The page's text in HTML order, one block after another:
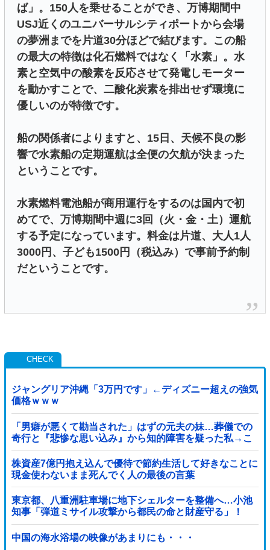
ば」。150人を乗せることができ、万博期間中
USJ近くのユニバーサルシティポートから会場
の夢洲までを片道30分ほどで結びます。この船
の最大の特徴は化石燃料ではなく「水素」。水
素と空気中の酸素を反応させて発電しモーター
を動かすことで、二酸化炭素を排出せず環境に
優しいのが特徴です。
船の関係者によりますと、15日、天候不良の影
響で水素船の定期運航は全便の欠航が決まった
ということです。
水素燃料電池船が商用運行をするのは国内で初
めてで、万博期間中週に3回（火・金・土）運航
する予定になっています。料金は片道、大人1人
3000円、子ども1500円（税込み）で事前予約制
だということです。
ジャングリア沖縄「3万円です」←ディズニー超えの強気
価格ｗｗｗ
「男癖が悪くて勘当された」はずの元夫の妹…葬儀での
奇行と『悲惨な思い込み』から知的障害を疑った私→こ
っそり病院へ誘導し行政保護させた話
株資産7億円抱え込んで優待で節約生活して好きなことに
現金使わないまま死んでく人の最後の言葉
東京都、八重洲駐車場に地下シェルターを整備へ…小池
知事「弾道ミサイル攻撃から都民の命と財産守る」！
中国の海水浴場の映像があまりにも・・・